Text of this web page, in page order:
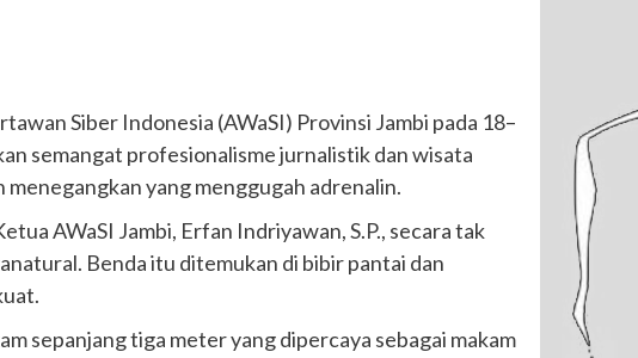
Siber Indonesia (AWaSI) Provinsi Jambi pada 18–
semangat profesionalisme jurnalistik dan wisata
yang menggugah adrenalin.
AWaSI Jambi, Erfan Indriyawan, S.P., secara tak
Benda itu ditemukan di bibir pantai dan
sepanjang tiga meter yang dipercaya sebagai makam